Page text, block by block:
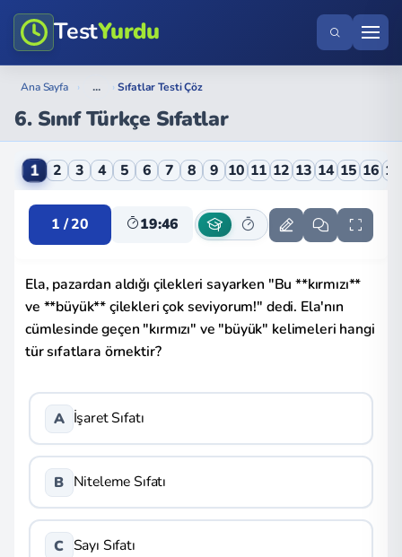
TestYurdu
Ana Sayfa › ... › Sıfatlar Testi Çöz
6. Sınıf Türkçe Sıfatlar
6. Sınıf Türkçe Sıfatlar Online Testi
1 2 3 4 5 6 7 8 9 10 11 12 13 14 15 16 17
1 / 20 19:46
Ela, pazardan aldığı çilekleri sayarken "Bu **kırmızı**
ve **büyük** çilekleri çok seviyorum!" dedi. Ela'nın
cümlesinde geçen "kırmızı" ve "büyük" kelimeleri hangi
tür sıfatlara örnektir?
A İşaret Sıfatı
B Niteleme Sıfatı
C Sayı Sıfatı